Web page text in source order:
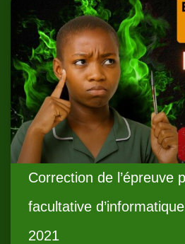
Correction de l’épreuve
facultative
2021